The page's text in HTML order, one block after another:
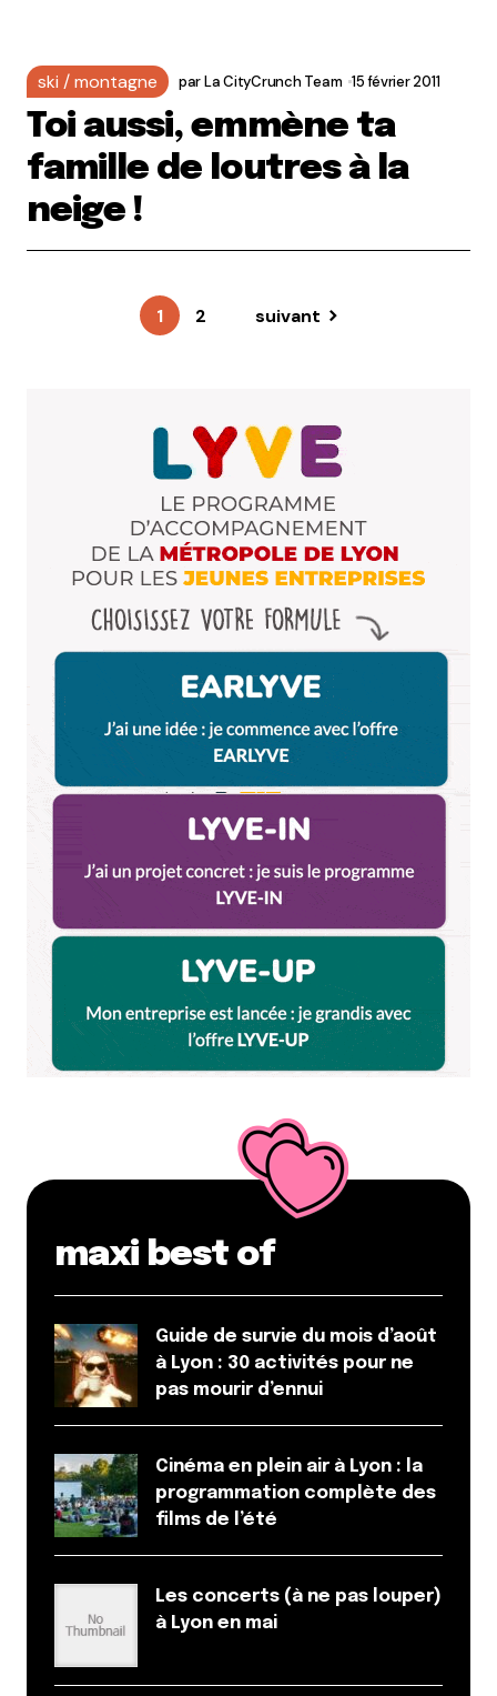
ski / montagne parLa CityCrunch Team 15 février 2011
Toi aussi, emmène ta
famille de loutres à la
neige !
1 2 suivant
maxi best of
Guide de survie du mois d’août
à Lyon : 30 activités pour ne
pas mourir d’ennui
Cinéma en plein air à Lyon : la
programmation complète des
films de l’été
Les concerts (à ne pas louper)
à Lyon en mai